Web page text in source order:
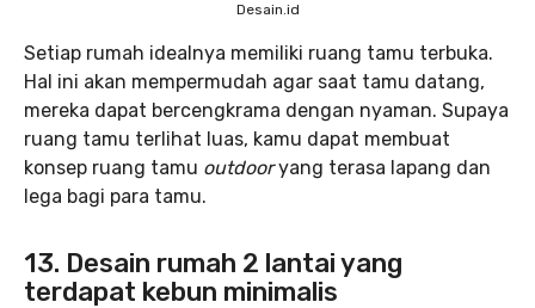
Desain.id
Setiap rumah idealnya memiliki ruang tamu terbuka.
Hal ini akan mempermudah agar saat tamu datang,
mereka dapat bercengkrama dengan nyaman. Supaya
ruang tamu terlihat luas, kamu dapat membuat
konsep ruang tamu outdooryang terasa lapang dan
lega bagi para tamu.
13. Desain rumah 2 lantai yang
terdapat kebun minimalis